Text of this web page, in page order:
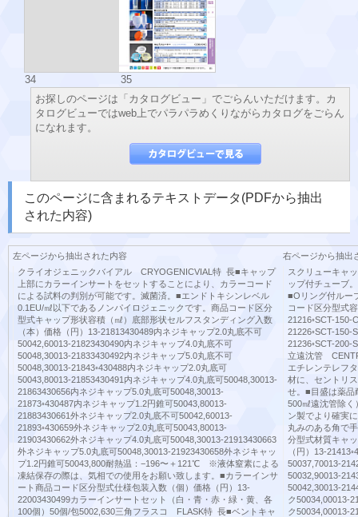
34
35
お探しのページは「カタログビュー」でごらんいただけます。カ
タログビューではweb上でパラパラめくりながらカタログをごらん
になれます。
このページに含まれるテキストデータ(PDFから抽出
された内容)
左ページから抽出された内容
クライオジェニックバイアル CRYOGENICVIAL特 長■キャップ
上部にカラーインサートをセットすることにより、カラーコード
による試料の判別が可能です。滅菌済。■エンドトキシンレベル
0.1EU/㎖以下であるノンパイロジェニックです。商品コード区分
型式キャップ形状容積（㎖）底部形状セルフスタンディング入数
（本）価格（円）13-21813430489内ネジキャップ2.0丸底不可
50042,60013-21823430490内ネジキャップ4.0丸底不可
50048,30013-21833430492内ネジキャップ5.0丸底不可
50048,30013-21843◦430488内ネジキャップ2.0丸底可
50043,80013-21853430491内ネジキャップ4.0丸底可50048,30013-
21863430656内ネジキャップ5.0丸底可50048,30013-
21873◦430487内ネジキャップ1.2円錐可50043,80013-
21883430661外ネジキャップ2.0丸底不可50042,60013-
21893◦430659外ネジキャップ2.0丸底可50043,80013-
21903430662外ネジキャップ4.0丸底可50048,30013-21913430663
外ネジキャップ5.0丸底可50048,30013-21923430658外ネジキャッ
プ1.2円錐可50043,800耐熱温：−196〜＋121℃ ※液体窒素による
凍結保存の際は、気相での使用をお願い致します。■カラーインサ
ート商品コード区分型式仕様包装入数（個）価格（円）13-
22003430499カラーインサートセット（白・青・赤・緑・黄、各
100個）50個/包5002,630三角フラスコ FLASK特 長■ベントキャ
右ページから抽出
スクリューキャ
ップ付チューブ
■Oリング付ルー
コード区分型式
21216◦SCT-150-
21226◦SCT-150-
21236◦SCT-200-
立遠沈管
エチレンテレフ
材に、セントリ
せ。■目盛は薬品
500㎖遠沈管除
ン製でより確実
丸みのある角で
分型式材質キャ
（円）13-
50037,70013-
50032,90013-
50042,30013-
ク50034,00013-
ク50034,00013-